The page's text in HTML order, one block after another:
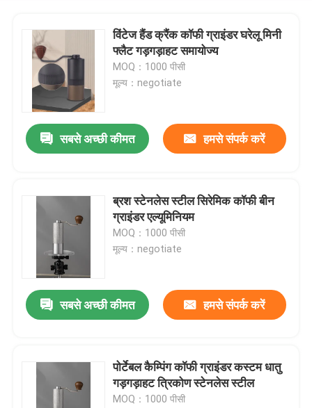
विंटेज हैंड क्रैंक कॉफी ग्राइंडर घरेलू मिनी
फ्लैट गड़गड़ाहट समायोज्य
MOQ：1000 पीसी
मूल्य：negotiate
सबसे अच्छी कीमत हमसे संपर्क करें
ब्रश स्टेनलेस स्टील सिरेमिक कॉफी बीन
ग्राइंडर एल्यूमिनियम
MOQ：1000 पीसी
मूल्य：negotiate
सबसे अच्छी कीमत हमसे संपर्क करें
पोर्टेबल कैम्पिंग कॉफी ग्राइंडर कस्टम धातु
गड़गड़ाहट त्रिकोण स्टेनलेस स्टील
MOQ：1000 पीसी